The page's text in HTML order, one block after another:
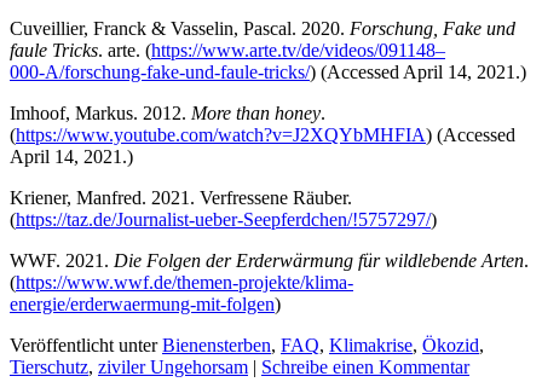
Cuveil­lier, Franck & Vas­se­lin, Pas­cal. 2020. For­schung, Fake und
fau­le Tricks. arte. (https://www.arte.tv/de/videos/091148–
000‑A/forschung-fake-und-faule-tricks/) (Acces­sed April 14, 2021.)
Imhoof, Mar­kus. 2012. More than honey.
(https://www.youtube.com/watch?v=J2XQYbMHFIA) (Acces­sed
April 14, 2021.)
Krie­ner, Man­fred. 2021. Ver­fres­se­ne Räu­ber.
(https://taz.de/Journalist-ueber-Seepferdchen/!5757297/)
WWF. 2021. Die Fol­gen der Erd­er­wär­mung für wild­le­ben­de Arten.
(https://www.wwf.de/themen-projekte/klima-
energie/erderwaermung-mit-folgen)
Veröffentlicht unter Bienensterben, FAQ, Klimakrise, Ökozid,
Tierschutz, ziviler Ungehorsam | Schreibe einen Kommentar